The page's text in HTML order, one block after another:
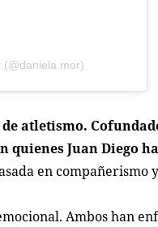
(@daniela.mor)
atletismo.
quienes Juan
en compañerismo
Ambos han